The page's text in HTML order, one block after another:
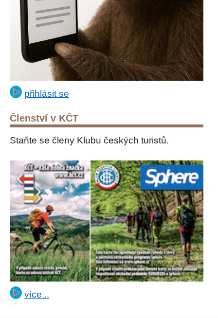
přihlásit se
Členství v KČT
Staňte se členy Klubu českých turistů.
více...